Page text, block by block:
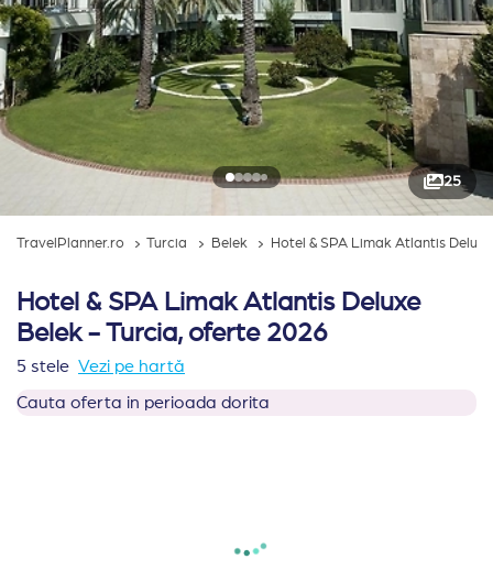
25
TravelPlanner.ro Turcia Belek Hotel & SPA Limak Atlantis
Hotel & SPA Limak Atlantis Deluxe
Belek - Turcia, oferte 2026
5 stele Vezi pe hartă
Cauta oferta in perioada dorita